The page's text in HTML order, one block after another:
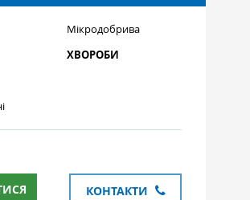
Мікродобрива
ХВОРОБИ
КОНТАКТИ